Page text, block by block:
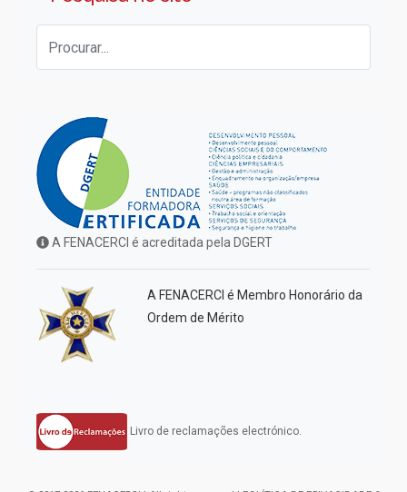
A FENACERCI é acreditada pela DGERT
A FENACERCI é Membro Honorário da
Ordem de Mérito
Livro de reclamações electrónico.